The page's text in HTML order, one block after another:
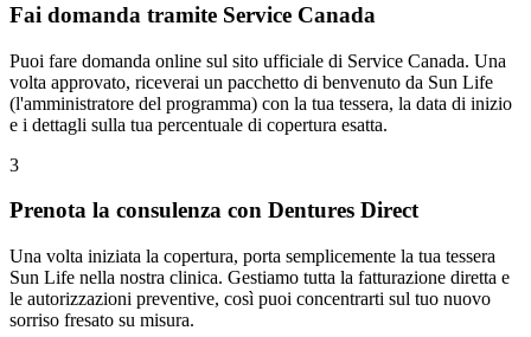
Fai domanda tramite Service Canada
Puoi fare domanda online sul sito ufficiale di Service Canada. Una
volta approvato, riceverai un pacchetto di benvenuto da Sun Life
(l'amministratore del programma) con la tua tessera, la data di inizio
e i dettagli sulla tua percentuale di copertura esatta.
3
Prenota la consulenza con Dentures Direct
Una volta iniziata la copertura, porta semplicemente la tua tessera
Sun Life nella nostra clinica. Gestiamo tutta la fatturazione diretta e
le autorizzazioni preventive, così puoi concentrarti sul tuo nuovo
sorriso fresato su misura.